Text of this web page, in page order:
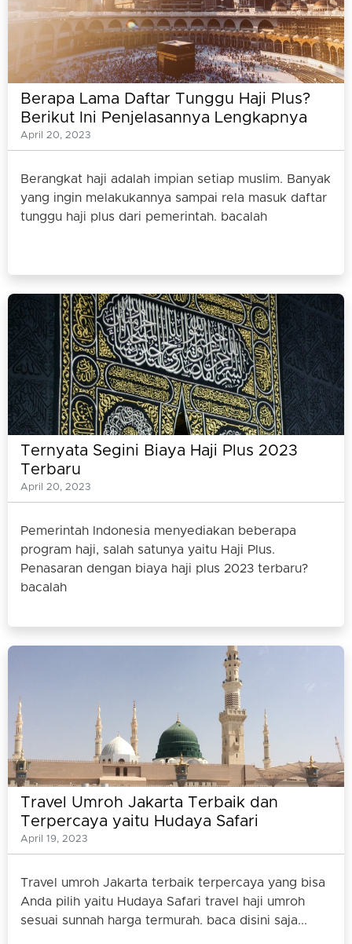
Berapa Lama Daftar Tunggu Haji Plus?
Berikut Ini Penjelasannya Lengkapnya
April 20, 2023
Berangkat haji adalah impian setiap muslim. Banyak
yang ingin melakukannya sampai rela masuk daftar
tunggu haji plus dari pemerintah. bacalah
Ternyata Segini Biaya Haji Plus 2023
Terbaru
April 20, 2023
Pemerintah Indonesia menyediakan beberapa
program haji, salah satunya yaitu Haji Plus.
Penasaran dengan biaya haji plus 2023 terbaru?
bacalah
Travel Umroh Jakarta Terbaik dan
Terpercaya yaitu Hudaya Safari
April 19, 2023
Travel umroh Jakarta terbaik terpercaya yang bisa
Anda pilih yaitu Hudaya Safari travel haji umroh
sesuai sunnah harga termurah. baca disini saja...